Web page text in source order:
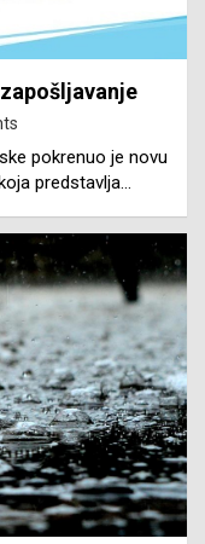
pokrenuo je novu
predstavlja…